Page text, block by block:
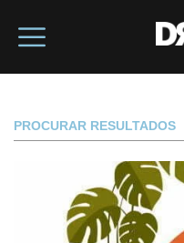
PROCURAR RESULTADOS